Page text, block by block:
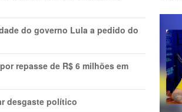
do governo Lula a pedido do
repasse de R$ 6 milhões em
desgaste político